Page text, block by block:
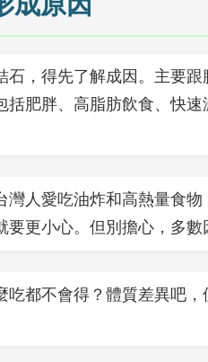
石，得先了解成因。主要
括肥胖、高脂肪飲食、快
灣人愛吃油炸和高熱量食
要更小心。但別擔心，多數
吃都不會得？體質差異吧